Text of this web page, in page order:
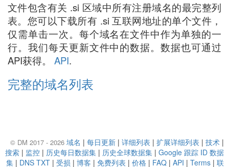
文件包含有关 .si 区域中所有注册域名的最完整列
表。您可以下载所有 .si 互联网地址的单个文件，
仅需单击一次。每个域名在文件中作为单独的一
行。我们每天更新文件中的数据。数据也可通过
API获得。 API.
完整的域名列表
© DM 2017 - 2026 域名 | 每日更新 | 详细列表 | 扩展详细列表 | 技术 |
搜索 | 监控 | 历史每日数据集 | 历史全球数据集 | Google 跟踪 ID 数据
集 | DNS TXT | 受损 | 博客 | 免费列表 | 价格 | FAQ | API | Terms | 联